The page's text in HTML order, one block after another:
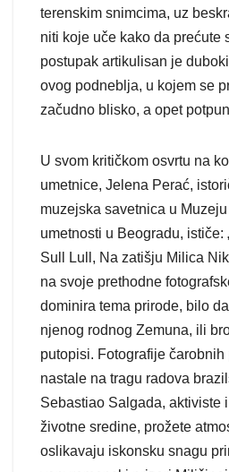
terenskim snimcima, uz
niti koje uče kako da prećute
postupak artikulisan je
ovog podneblja, u kojem se
začudno blisko, a opet
U svom kritičkom osvrtu na
umetnice, Jelena Perać,
muzejska savetnica u
umetnosti u Beogradu, ističe:
Sull Lull, Na zatišju Milica
na svoje prethodne
dominira tema prirode, bilo
njenog rodnog Zemuna, ili
putopisi. Fotografije čarobnih
nastale na tragu radova
Sebastiao Salgada, aktiviste
životne sredine, prožete
oslikavaju iskonsku snagu